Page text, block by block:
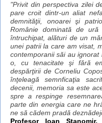
"Privit din perspectiva zilei
pare croit dintr-un aliat
demnităţii, onoarei şi
Românie dominată de
întruchipat, alături de un
unei patrii la care am visat,
contemporanii săi au
o, cu tenacitate şi fără
despărţirii de Corneliu
înţeleagă semnficaţia
decenii, memoria sa este
spre a respinge
parte din energia care ne
ne să cădem pradă
Profesor Ioan